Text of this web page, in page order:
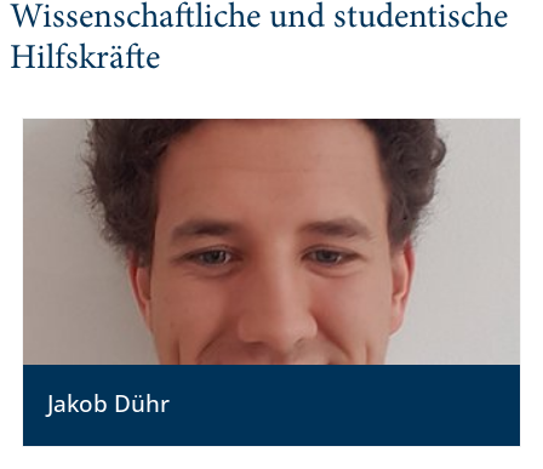
Wissenschaftliche und studentische
Hilfskräfte
Jakob Dühr